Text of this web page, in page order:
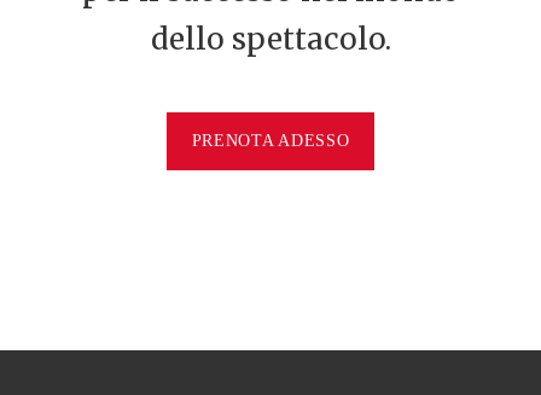
dello spettacolo.
PRENOTA ADESSO